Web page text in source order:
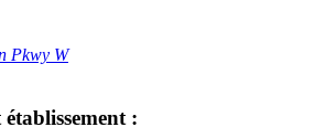
Pkwy W
établissement :